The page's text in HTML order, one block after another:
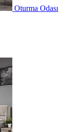
Oturma Odası